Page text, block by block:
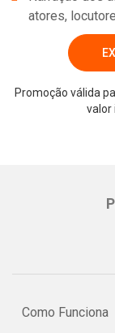
atores,
Promoção válida
valor
Como Funciona